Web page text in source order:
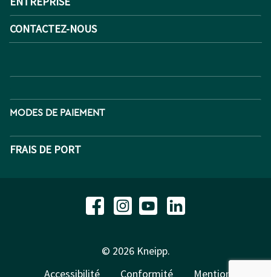
CONTACTEZ-NOUS
MODES DE PAIEMENT
FRAIS DE PORT
© 2026 Kneipp.
Accessibilité
Conformité Mentions